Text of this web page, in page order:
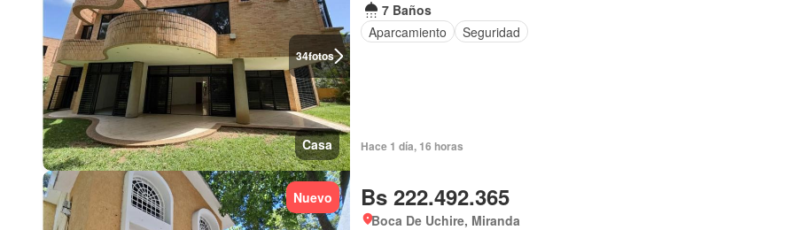
34fotos
Casa
7 Baños
Aparcamiento
Seguridad
Hace 1 día, 16 horas
Nuevo Bs 222.492.365
Boca De Uchire, Miranda